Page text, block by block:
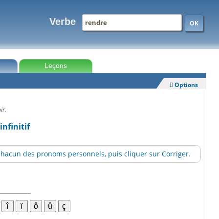
Verbe OK
Leçons
 Options
des pronoms personnels, puis cliquer sur Corriger.